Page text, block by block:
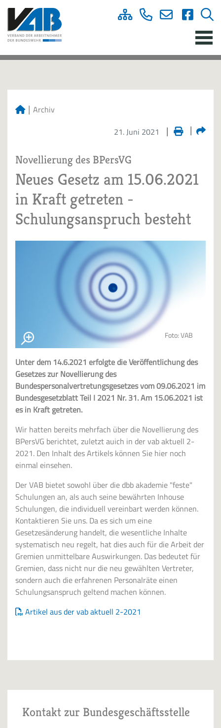
Archiv
21. Juni 2021
Novellierung des BPersVG
Neues Gesetz am 15.06.2021
in Kraft getreten -
Schulungsanspruch besteht
Foto: VAB
Unter dem 14.6.2021 erfolgte die Veröffentlichung des
Gesetzes zur Novellierung des
Bundespersonalvertretungsgesetzes vom 09.06.2021 im
Bundesgesetzblatt Teil I 2021 Nr. 31. Am 15.06.2021 ist
es in Kraft getreten.
Wir hatten bereits mehrfach über die Novellierung des
BPersVG berichtet, zuletzt auich in der vab aktuell 2-
2021. Den Inhalt des Artikels können Sie hier noch
einmal einsehen.
Der VAB bietet sowohl über die dbb akademie "feste"
Schulungen an, als auch seine bewährten Inhouse
Schulungen, die individuell vereinbart werden können.
Kontaktieren Sie uns. Da es sich um eine
Gesetzesänderung handelt, die wesentliche Inhalte
systematisch neu regelt, hat dies auch für die Arbeit der
Gremien unmittelbare Auswirkungen. Das bedeutet für
Gremien, dass nicht nur die neu gewählten Vertreter,
sondern auch die erfahrenen Personalräte einen
Schulungsanspruch geltend machen können.
Artikel aus der vab aktuell 2-2021
Kontakt zur Bundesgeschäftsstelle